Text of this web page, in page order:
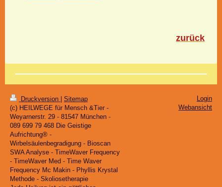
zurück
Druckversion | Sitemap
(c) HEILWEGE für Mensch &Tier -
Weyarnerstr. 29 - 81547 München -
089 699 79 468 Die Geistige
Aufrichtung® -
Wirbelsäulenbegradigung - Bioscan
SWA Analyse - TimeWaver Frequency
- TimeWaver Med - Time Waver
Frequency Mc Makin - Phyllis Krystal
Methode - Skoliosetherapie
Login
Webansicht